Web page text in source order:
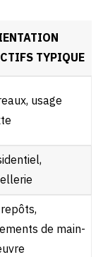
TYPIQUE
usage
de main-